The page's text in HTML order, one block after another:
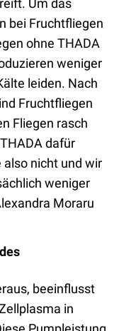
Um das
bei Fruchtfliegen
ohne THADA
weniger
leiden. Nach
Fruchtfliegen
Fliegen rasch
dafür
also nicht und wir
weniger
Moraru
beeinflusst
in